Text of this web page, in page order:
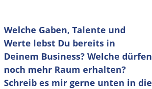
Welche Gaben, Talente und
Werte lebst Du bereits in
Deinem Business? Welche dürfen
noch mehr Raum erhalten?
Schreib es mir gerne unten in die